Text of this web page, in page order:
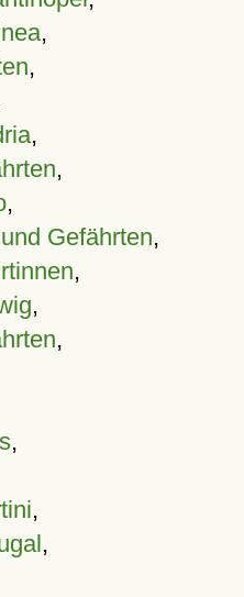
,
,
,
,
,
Gefährten,
,
,
,
,
,
,